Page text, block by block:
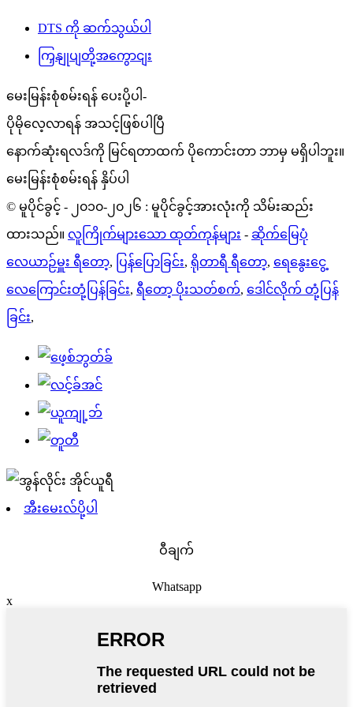
DTS ကို ဆက်သွယ်ပါ
ကြှနျုပျတို့အကွောငျး
မေးမြန်းစုံစမ်းရန် ပေးပို့ပါ-
ပိုမိုလေ့လာရန် အသင့်ဖြစ်ပါပြီ
နောက်ဆုံးရလဒ်ကို မြင်ရတာထက် ပိုကောင်းတာ ဘာမှ မရှိပါဘူး။
မေးမြန်းစုံစမ်းရန် နှိပ်ပါ
© မူပိုင်ခွင့် - ၂၀၁၀-၂၀၂၆ : မူပိုင်ခွင့်အားလုံးကို သိမ်းဆည်း
ထားသည်။ လူကြိုက်များသော ထုတ်ကုန်များ - ဆိုက်မြေပုံ
လေယာဉ်မှူး ရီတော့, ပြန်ပြောခြင်း, ရိုတာရီ ရီတော့, ရေနွေးငွေ့
လေကြောင်းတုံ့ပြန်ခြင်း, ရီတော့ ပိုးသတ်စက်, ဒေါင်လိုက် တုံ့ပြန်
ခြင်း,
အီးမေးလ်ပို့ပါ
ဝီချက်
Whatsapp
x